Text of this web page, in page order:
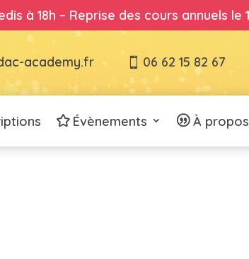
à 18h – Reprise des cours annuels
academy.fr 06 62 15 82 67
Évènements À propos